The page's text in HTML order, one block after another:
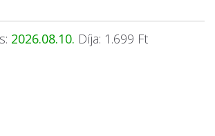
2026.08.10. Díja: 1.699 Ft